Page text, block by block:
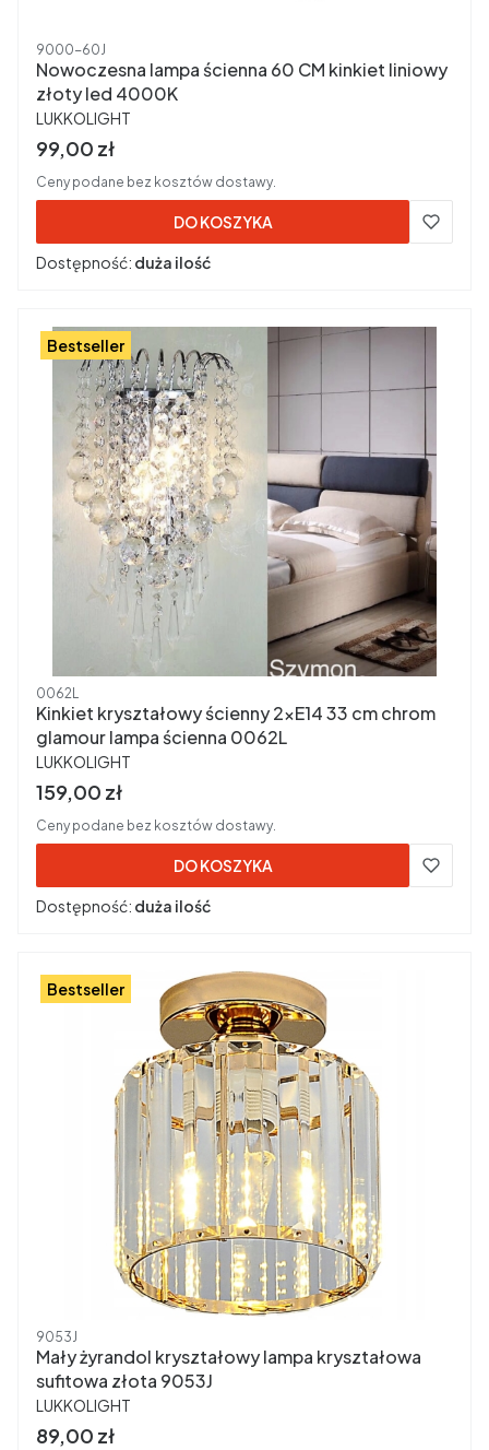
Kod produktu
9000-60J
Nowoczesna lampa ścienna 60 CM kinkiet liniowy
złoty led 4000K
PRODUCENT
LUKKOLIGHT
Cena brutto
99,00 zł
Ceny podane bez kosztów dostawy.
DO KOSZYKA
Dostępność: duża ilość
Bestseller
Kod produktu
0062L
Kinkiet kryształowy ścienny 2xE14 33 cm chrom
glamour lampa ścienna 0062L
PRODUCENT
LUKKOLIGHT
Cena brutto
159,00 zł
Ceny podane bez kosztów dostawy.
DO KOSZYKA
Dostępność: duża ilość
Bestseller
Kod produktu
9053J
Mały żyrandol kryształowy lampa kryształowa
sufitowa złota 9053J
PRODUCENT
LUKKOLIGHT
Cena brutto
89,00 zł